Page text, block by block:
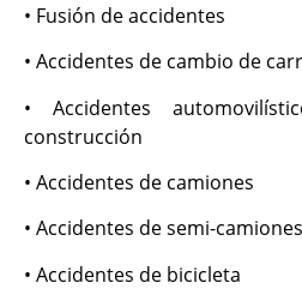
• Fusión de accidentes
• Accidentes de cambio de
• Accidentes
construcción
• Accidentes de camiones
• Accidentes de semi-camiones
• Accidentes de bicicleta